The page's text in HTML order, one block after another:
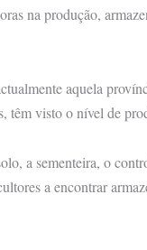
na produção,
aquela
têm visto o nível de
a sementeira, o
a encontrar